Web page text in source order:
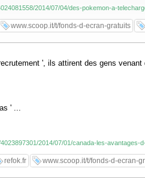
2014/07/04/des-pokemon-a-
www.scoop.it/t/fonds-d-ecran-gratuits
', ils attirent des gens
' ...
2014/07/01/canada-les-avantages-
refok.fr www.scoop.it/t/fonds-d-ecran-